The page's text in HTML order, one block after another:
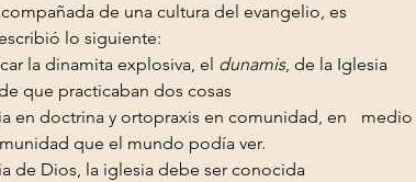
de una cultura del evangelio, es
lo siguiente:
la dinamita explosiva, el
dunamis, de la Iglesia
que practicaban dos cosas
doctrina y ortopraxis en comunidad, en 	medio
que el mundo podía ver.